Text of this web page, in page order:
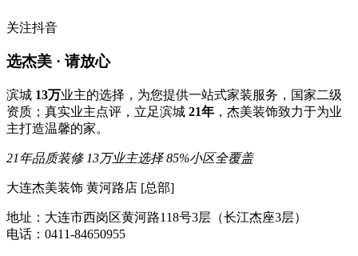
关注抖音
选杰美 · 请放心
滨城 13万业主的选择，为您提供一站式家装服务，国家二级
资质；真实业主点评，立足滨城 21年 ，杰美装饰致力于为业
主打造温馨的家。
21年品质装修 13万业主选择 85%小区全覆盖
大连杰美装饰 黄河路店 [总部]
地址：大连市西岗区黄河路118号3层（长江杰座3层）
电话：0411-84650955